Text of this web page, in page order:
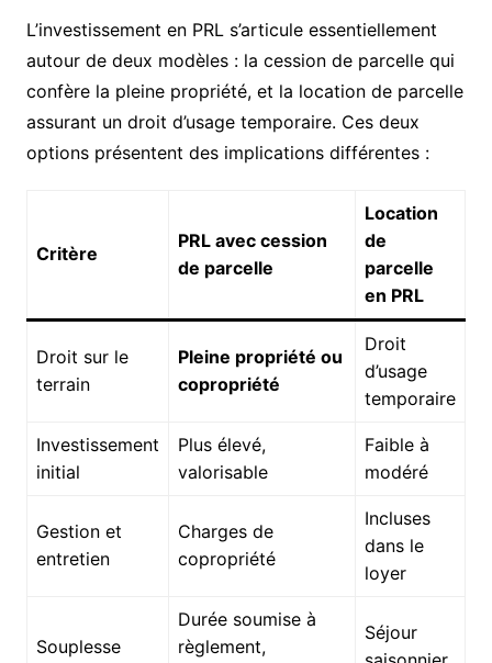
L’investissement en PRL s’articule essentiellement
autour de deux modèles : la cession de parcelle qui
confère la pleine propriété, et la location de parcelle
assurant un droit d’usage temporaire. Ces deux
options présentent des implications différentes :
Critère
PRL avec cession
de parcelle
Location
de
parcelle
en PRL
Droit sur le
terrain
Pleine propriété ou
copropriété
Droit
d’usage
temporaire
Investissement
initial
Plus élevé,
valorisable
Faible à
modéré
Gestion et
entretien
Charges de
copropriété
Incluses
dans le
loyer
Souplesse
Durée soumise à
règlement,
Séjour